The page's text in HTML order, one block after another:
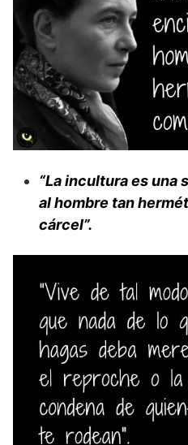
“La incultura es una
al hombre tan
cárcel”.